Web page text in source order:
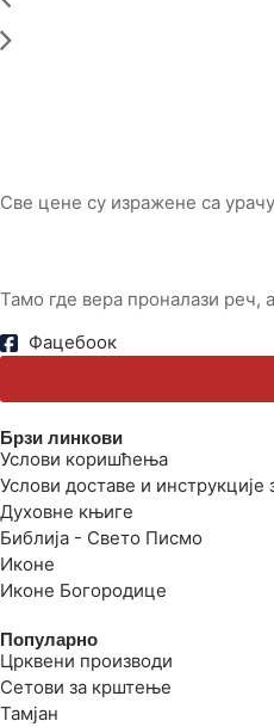
Све цене су изражене са
Тамо где вера проналази реч,
Фацебоок
Брзи линкови
Услови коришћења
Услови доставе и инструкције
Духовне књиге
Библија - Свето Писмо
Иконе
Иконе Богородице
Популарно
Црквени производи
Сетови за крштење
Тамјан